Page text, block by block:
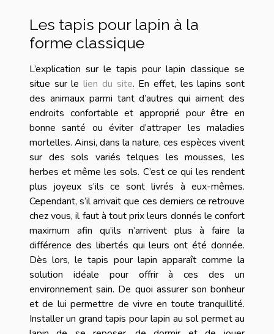
Les tapis pour lapin à la
forme classique
L’explication sur le tapis pour lapin classique se
situe sur lelien du site. En effet, les lapins sont
des animaux parmi tant d’autres qui aiment des
endroits confortable et approprié pour être en
bonne santé ou éviter d’attraper les maladies
mortelles. Ainsi, dans la nature, ces espèces vivent
sur des sols variés telques les mousses, les
herbes et même les sols. C’est ce qui les rendent
plus joyeux s’ils ce sont livrés à eux-mêmes.
Cependant, s’il arrivait que ces derniers ce retrouve
chez vous, il faut à tout prix leurs donnés le confort
maximum afin qu’ils n’arrivent plus à faire la
différence des libertés qui leurs ont été donnée.
Dès lors, le tapis pour lapin apparaît comme la
solution idéale pour offrir à ces des un
environnement sain. De quoi assurer son bonheur
et de lui permettre de vivre en toute tranquillité.
Installer un grand tapis pour lapin au sol permet au